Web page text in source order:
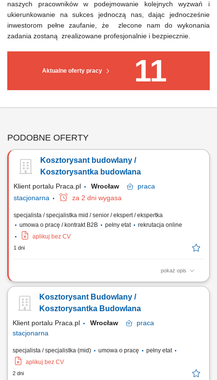
Aktualne oferty pracy 11
naszych pracowników w podejmowanie kolejnych wyzwań i
ukierunkowanie na sukces jednoczą nas, dając jednocześnie
inwestorom pełne zaufanie, że zlecone nam do wykonania
zadania zostaną zrealizowane profesjonalnie i bezpiecznie.
PODOBNE OFERTY
Kosztorysant budowlany /
Kosztorysantka budowlana
Klient portalu Praca.pl Wrocław
praca
stacjonarna
za 2 dni wygasa
specjalista / specjalistka mid / senior / ekspert / ekspertka
umowa o pracę / kontrakt B2B
pełny etat
rekrutacja online
aplikuj bez CV
1 dni
pokaż opis
Przygotowywanie kosztorysów i kalkulacji dla inwestycji budowlanych
oraz kompletowanie dokumentacji przetargowej. Analiza przedmiarów
robót i opracowywanie wycen dla planowanych realizacji.
Kosztorysant Budowlany /
Kosztorysantka Budowlana
Klient portalu Praca.pl Wrocław
praca
stacjonarna
specjalista / specjalistka (mid) umowa o pracę
pełny etat
aplikuj bez CV
2 dni